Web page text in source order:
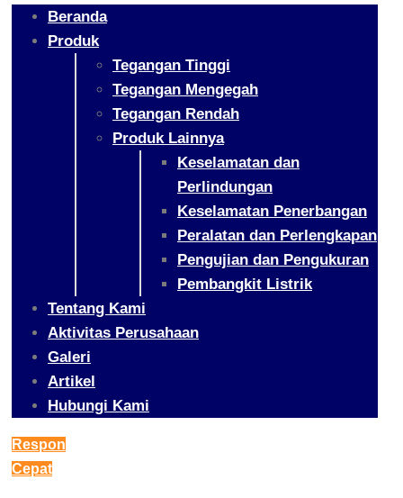
Beranda
Produk
Tegangan Tinggi
Tegangan Mengegah
Tegangan Rendah
Produk Lainnya
Keselamatan dan
Perlindungan
Keselamatan Penerbangan
Peralatan dan Perlengkapan
Pengujian dan Pengukuran
Pembangkit Listrik
Tentang Kami
Aktivitas Perusahaan
Galeri
Artikel
Hubungi Kami
Respon
Cepat